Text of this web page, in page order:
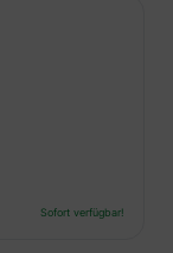
Sofort verfügbar!